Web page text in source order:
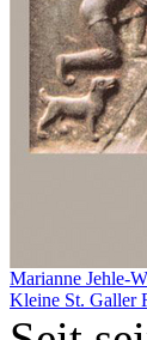
Marianne Jehle-
Kleine St. Galler